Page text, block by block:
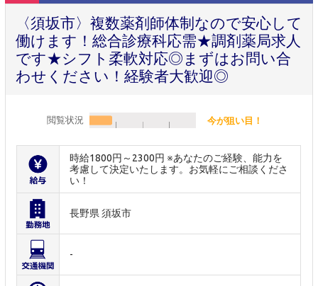
〈須坂市〉複数薬剤師体制なので安心して
働けます！総合診療科応需★調剤薬局求人
です★シフト柔軟対応◎まずはお問い合
わせください！経験者大歓迎◎
閲覧状況 今が狙い目！
時給1800円～2300円 ※あなたのご経験、能力を
考慮して決定いたします。お気軽にご相談くださ
い！
長野県 須坂市
-